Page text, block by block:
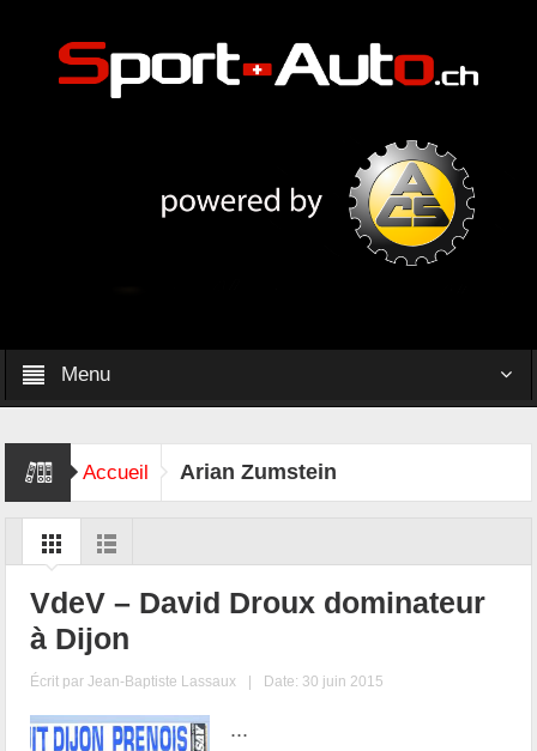
Menu
Accueil Arian Zumstein
VdeV – David Droux dominateur
à Dijon
Écrit parJean-Baptiste Lassaux | Date: 30 juin 2015
...